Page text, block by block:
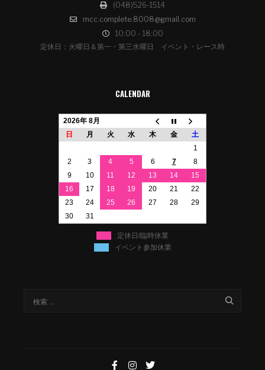
(048)526-1514
mcc.complete.8008@gmail.com
10:00 - 18:00
定休日：火曜日＆第一・第三水曜日 イベント・レース時
CALENDAR
2026年 8月
日
月 火 水 木 金
土
1
2
3 4 5 6 7
8
9
10 11 12 13 14
15
16
17 18 19 20 21
22
23
24 25 26 27 28
29
30
31
定休日/臨時休業
イベント参加休業